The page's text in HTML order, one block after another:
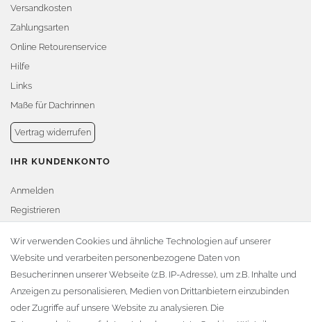
Versandkosten
Zahlungsarten
Online Retourenservice
Hilfe
Links
Maße für Dachrinnen
Vertrag widerrufen
IHR KUNDENKONTO
Anmelden
Registrieren
Warenkorb
Zur Kasse
KONTAKT
Fa. Steffen Jost
Wir verwenden Cookies und ähnliche Technologien auf unserer
Website und verarbeiten personenbezogene Daten von
Besucher:innen unserer Webseite (z.B. IP-Adresse), um z.B. Inhalte und
Anzeigen zu personalisieren, Medien von Drittanbietern einzubinden
oder Zugriffe auf unsere Website zu analysieren. Die